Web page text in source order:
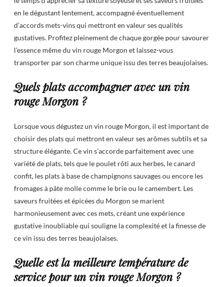
en le dégustant lentement, accompagné éventuellement
d’accords mets-vins qui mettront en valeur ses qualités
gustatives. Profitez pleinement de chaque gorgée pour savourer
l’essence même du vin rouge Morgon et laissez-vous
transporter par son charme unique issu des terres beaujolaises.
Quels plats accompagner avec un vin
rouge Morgon ?
Lorsque vous dégustez un vin rouge Morgon, il est important de
choisir des plats qui mettront en valeur ses arômes subtils et sa
structure élégante. Ce vin s’accorde parfaitement avec une
variété de plats, tels que le poulet rôti aux herbes, le canard
confit, les plats à base de champignons sauvages ou encore les
fromages à pâte molle comme le brie ou le camembert. Les
saveurs fruitées et épicées du Morgon se marient
harmonieusement avec ces mets, créant une expérience
gustative inoubliable qui souligne la complexité et la finesse de
ce vin issu des terres beaujolaises.
Quelle est la meilleure température de
service pour un vin rouge Morgon ?